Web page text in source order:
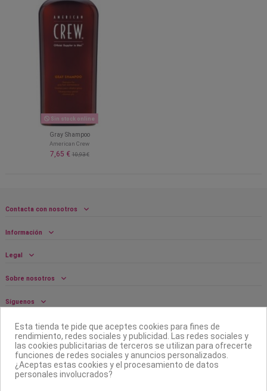
Sin stock online
Gray Shampoo
American Crew
7,65 €10,93 €
Contacta con nosotros
Información
Legal
Sobre nosotros
Síguenos
Boletín
Esta tienda te pide que aceptes cookies para fines de
rendimiento, redes sociales y publicidad. Las redes sociales y
las cookies publicitarias de terceros se utilizan para ofrecerte
funciones de redes sociales y anuncios personalizados.
¿Aceptas estas cookies y el procesamiento de datos
personales involucrados?